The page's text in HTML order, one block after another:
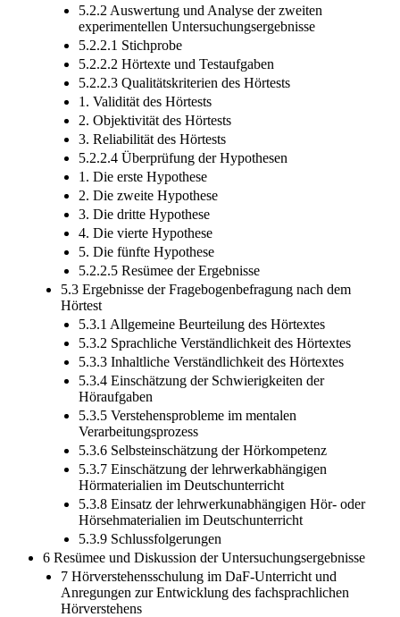
5.2.2 Auswertung und Analyse der zweiten
experimentellen Untersuchungsergebnisse
5.2.2.1 Stichprobe
5.2.2.2 Hörtexte und Testaufgaben
5.2.2.3 Qualitätskriterien des Hörtests
1. Validität des Hörtests
2. Objektivität des Hörtests
3. Reliabilität des Hörtests
5.2.2.4 Überprüfung der Hypothesen
1. Die erste Hypothese
2. Die zweite Hypothese
3. Die dritte Hypothese
4. Die vierte Hypothese
5. Die fünfte Hypothese
5.2.2.5 Resümee der Ergebnisse
5.3 Ergebnisse der Fragebogenbefragung nach dem
Hörtest
5.3.1 Allgemeine Beurteilung des Hörtextes
5.3.2 Sprachliche Verständlichkeit des Hörtextes
5.3.3 Inhaltliche Verständlichkeit des Hörtextes
5.3.4 Einschätzung der Schwierigkeiten der
Höraufgaben
5.3.5 Verstehensprobleme im mentalen
Verarbeitungsprozess
5.3.6 Selbsteinschätzung der Hörkompetenz
5.3.7 Einschätzung der lehrwerkabhängigen
Hörmaterialien im Deutschunterricht
5.3.8 Einsatz der lehrwerkunabhängigen Hör- oder
Hörsehmaterialien im Deutschunterricht
5.3.9 Schlussfolgerungen
6 Resümee und Diskussion der Untersuchungsergebnisse
7 Hörverstehensschulung im DaF-Unterricht und
Anregungen zur Entwicklung des fachsprachlichen
Hörverstehens